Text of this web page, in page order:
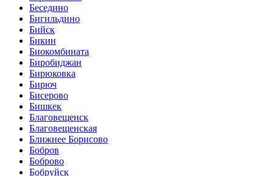
Беседино
Бигильдино
Бийск
Бикин
Биокомбината
Биробиджан
Бирюковка
Бирюч
Бисерово
Бишкек
Благовещенск
Благовещенская
Ближнее Борисово
Бобров
Боброво
Бобруйск